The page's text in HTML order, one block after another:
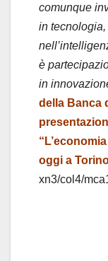
comunque
in
è
in
della Banca
oggi a
xn3/col4/